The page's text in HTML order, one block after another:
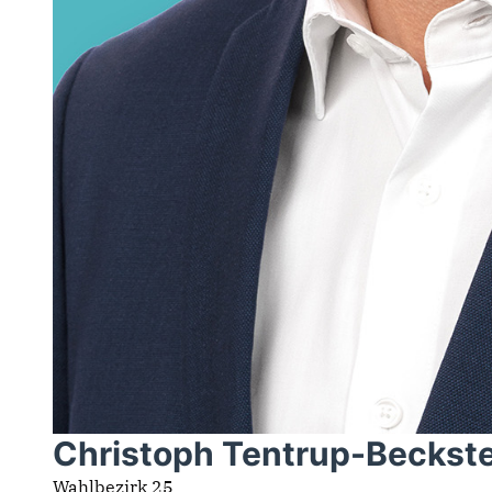
Christoph Tentrup-
Wahlbezirk 25